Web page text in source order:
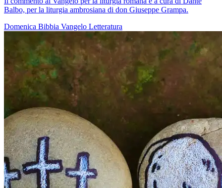
Balbo, per la liturgia ambrosiana di don Giuseppe Grampa.
Domenica Bibbia Vangelo Letteratura